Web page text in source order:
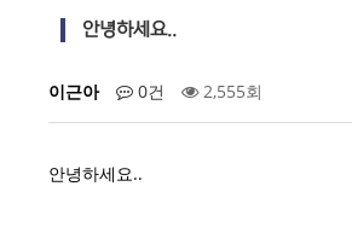
안녕하세요..
이근아 0건 2,555회
안녕하세요..